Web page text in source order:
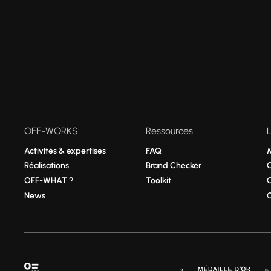
OFF-WORKS
Activités & expertises
Réalisations
OFF-WHAT ?
News
Ressources
FAQ
Brand Checker
Toolkit